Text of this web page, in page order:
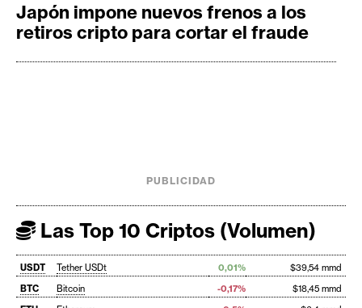
Japón impone nuevos frenos a los
retiros cripto para cortar el fraude
PUBLICIDAD
Las Top 10 Criptos (Volumen)
USDT Tether USDt 0,01%
$39,54 mmd
BTC
Bitcoin -0,17%
$18,45 mmd